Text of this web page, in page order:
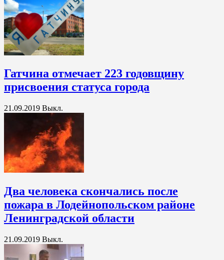
Гатчина отмечает 223 годовщину
присвоения статуса города
21.09.2019 Выкл.
Два человека скончались после
пожара в Лодейнопольском районе
Ленинградской области
21.09.2019 Выкл.